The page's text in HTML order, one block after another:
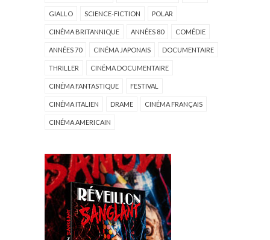
GIALLO SCIENCE-FICTION POLAR
CINÉMA BRITANNIQUE ANNÉES 80 COMÉDIE
ANNÉES 70 CINÉMA JAPONAIS DOCUMENTAIRE
THRILLER CINÉMA DOCUMENTAIRE
CINÉMA FANTASTIQUE FESTIVAL
CINÉMA ITALIEN DRAME CINÉMA FRANÇAIS
CINÉMA AMERICAIN